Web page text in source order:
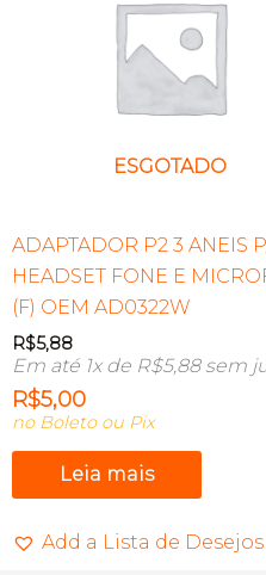
ESGOTADO
ADAPTADOR P2 3 ANEIS
HEADSET FONE E
(F) OEM AD0322W
R$5,88
Em até 1x de R$5,88sem
R$5,00
no Boleto ou Pix
Leia mais
Add a Lista de Desejos